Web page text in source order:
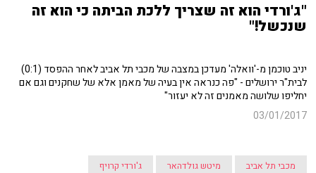
"ג'ורדי הוא זה שצריך ללכת הביתה כי הוא זה
שנכשל!"
יניב טוכמן מ-'וואלה' מעדכן במצבה של מכבי תל אביב לאחר ההפסד (0:1)
לבית"ר ירושלים - "פה כנראה אין בעיה של מאמן אלא של שחקנים וגם אם
יחליפו שלושה מאמנים זה לא יעזור"
03/01/2017
מכבי תל אביב מיטש גולדהאר
ג'ורדי קרויף